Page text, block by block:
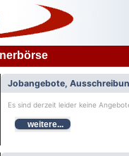
Jobangebote,
Es sind derzeit leider keine
weitere...